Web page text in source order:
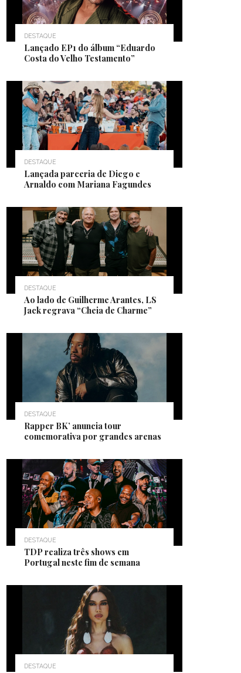
DESTAQUE
Lançado EP1 do álbum “Eduardo
Costa do Velho Testamento”
DESTAQUE
Lançada parceria de Diego e
Arnaldo com Mariana Fagundes
DESTAQUE
Ao lado de Guilherme Arantes, LS
Jack regrava “Cheia de Charme”
DESTAQUE
Rapper BK’ anuncia tour
comemorativa por grandes arenas
DESTAQUE
TDP realiza três shows em
Portugal neste fim de semana
DESTAQUE